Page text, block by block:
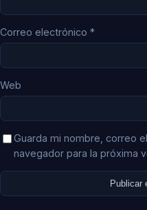
Correo electrónico *
Web
Guarda mi nombre, correo
navegador para la próxima